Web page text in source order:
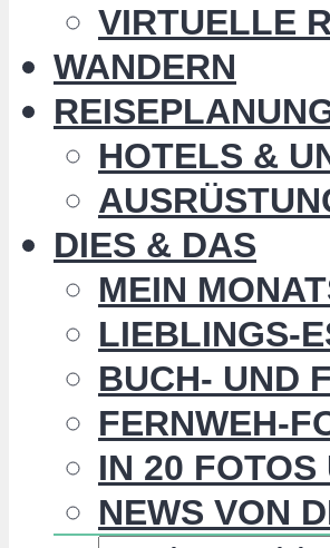
VIRTUELLE
WANDERN
HOTELS &
DIES & DAS
MEIN
LIEBLINGS-
BUCH- UND
FERNWEH-
IN 20
NEWS VON